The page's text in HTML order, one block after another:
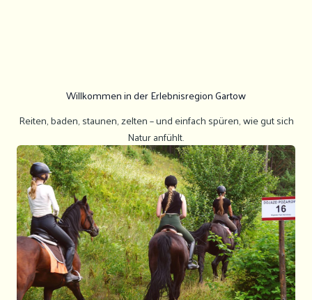
Willkommen in der Erlebnisregion Gartow
Reiten, baden, staunen, zelten – und einfach spüren, wie gut sich
Natur anfühlt.